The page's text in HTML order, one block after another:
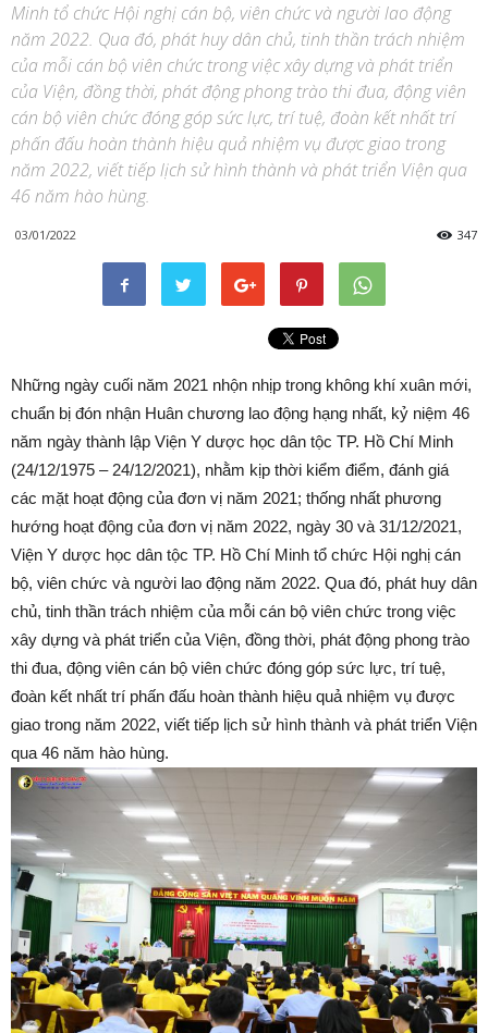
Minh tổ chức Hội nghị cán bộ, viên chức và người lao động
năm 2022. Qua đó, phát huy dân chủ, tinh thần trách nhiệm
của mỗi cán bộ viên chức trong việc xây dựng và phát triển
của Viện, đồng thời, phát động phong trào thi đua, động viên
cán bộ viên chức đóng góp sức lực, trí tuệ, đoàn kết nhất trí
phấn đấu hoàn thành hiệu quả nhiệm vụ được giao trong
năm 2022, viết tiếp lịch sử hình thành và phát triển Viện qua
46 năm hào hùng.
03/01/2022 347
Những ngày cuối năm 2021 nhộn nhịp trong không khí xuân mới,
chuẩn bị đón nhận Huân chương lao động hạng nhất, kỷ niệm 46
năm ngày thành lập Viện Y dược học dân tộc TP. Hồ Chí Minh
(24/12/1975 – 24/12/2021), nhằm kịp thời kiểm điểm, đánh giá
các mặt hoạt động của đơn vị năm 2021; thống nhất phương
hướng hoạt động của đơn vị năm 2022, ngày 30 và 31/12/2021,
Viện Y dược học dân tộc TP. Hồ Chí Minh tổ chức Hội nghị cán
bộ, viên chức và người lao động năm 2022. Qua đó, phát huy dân
chủ, tinh thần trách nhiệm của mỗi cán bộ viên chức trong việc
xây dựng và phát triển của Viện, đồng thời, phát động phong trào
thi đua, động viên cán bộ viên chức đóng góp sức lực, trí tuệ,
đoàn kết nhất trí phấn đấu hoàn thành hiệu quả nhiệm vụ được
giao trong năm 2022, viết tiếp lịch sử hình thành và phát triển Viện
qua 46 năm hào hùng.